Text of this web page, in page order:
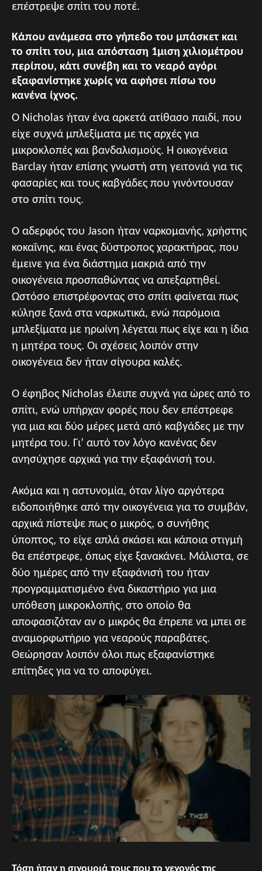
επέστρεψε σπίτι του ποτέ.
Κάπου ανάμεσα στο γήπεδο του μπάσκετ και
το σπίτι του, μια απόσταση 1μιση χιλιομέτρου
περίπου, κάτι συνέβη και το νεαρό αγόρι
εξαφανίστηκε χωρίς να αφήσει πίσω του
κανένα ίχνος.
Ο Nicholas ήταν ένα αρκετά ατίθασο παιδί, που
είχε συχνά μπλεξίματα με τις αρχές για
μικροκλοπές και βανδαλισμούς. Η οικογένεια
Barclay ήταν επίσης γνωστή στη γειτονιά για τις
φασαρίες και τους καβγάδες που γινόντουσαν
στο σπίτι τους.
Ο αδερφός του Jason ήταν ναρκομανής, χρήστης
κοκαΐνης, και ένας δύστροπος χαρακτήρας, που
έμεινε για ένα διάστημα μακριά από την
οικογένεια προσπαθώντας να απεξαρτηθεί.
Ωστόσο επιστρέφοντας στο σπίτι φαίνεται πως
κύλησε ξανά στα ναρκωτικά, ενώ παρόμοια
μπλεξίματα με ηρωίνη λέγεται πως είχε και η ίδια
η μητέρα τους. Οι σχέσεις λοιπόν στην
οικογένεια δεν ήταν σίγουρα καλές.
Ο έφηβος Nicholas έλειπε συχνά για ώρες από το
σπίτι, ενώ υπήρχαν φορές που δεν επέστρεφε
για μια και δύο μέρες μετά από καβγάδες με την
μητέρα του. Γι’ αυτό τον λόγο κανένας δεν
ανησύχησε αρχικά για την εξαφάνισή του.
Ακόμα και η αστυνομία, όταν λίγο αργότερα
ειδοποιήθηκε από την οικογένεια για το συμβάν,
αρχικά πίστεψε πως ο μικρός, ο συνήθης
ύποπτος, το είχε απλά σκάσει και κάποια στιγμή
θα επέστρεφε, όπως είχε ξανακάνει. Μάλιστα, σε
δύο ημέρες από την εξαφάνισή του ήταν
προγραμματισμένο ένα δικαστήριο για μια
υπόθεση μικροκλοπής, στο οποίο θα
αποφασιζόταν αν ο μικρός θα έπρεπε να μπει σε
αναμορφωτήριο για νεαρούς παραβάτες.
Θεώρησαν λοιπόν όλοι πως εξαφανίστηκε
επίτηδες για να το αποφύγει.
Τόση ήταν η σιγουριά τους που το γεγονός της